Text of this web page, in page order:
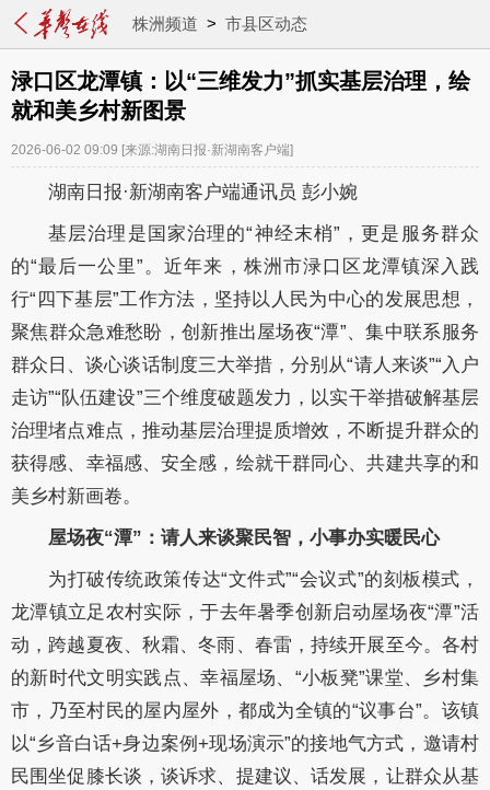
株洲频道 > 市县区动态
渌口区龙潭镇：以“三维发力”抓实基层治理，绘
就和美乡村新图景
2026-06-02 09:09 [来源:湖南日报·新湖南客户端]
湖南日报·新湖南客户端通讯员 彭小婉
基层治理是国家治理的“神经末梢”，更是服务群众
的“最后一公里”。近年来，株洲市渌口区龙潭镇深入践
行“四下基层”工作方法，坚持以人民为中心的发展思想，
聚焦群众急难愁盼，创新推出屋场夜“潭”、集中联系服务
群众日、谈心谈话制度三大举措，分别从“请人来谈”“入户
走访”“队伍建设”三个维度破题发力，以实干举措破解基层
治理堵点难点，推动基层治理提质增效，不断提升群众的
获得感、幸福感、安全感，绘就干群同心、共建共享的和
美乡村新画卷。
屋场夜“潭”：请人来谈聚民智，小事办实暖民心
为打破传统政策传达“文件式”“会议式”的刻板模式，
龙潭镇立足农村实际，于去年暑季创新启动屋场夜“潭”活
动，跨越夏夜、秋霜、冬雨、春雷，持续开展至今。各村
的新时代文明实践点、幸福屋场、“小板凳”课堂、乡村集
市，乃至村民的屋内屋外，都成为全镇的“议事台”。该镇
以“乡音白话+身边案例+现场演示”的接地气方式，邀请村
民围坐促膝长谈，谈诉求、提建议、话发展，让群众从基